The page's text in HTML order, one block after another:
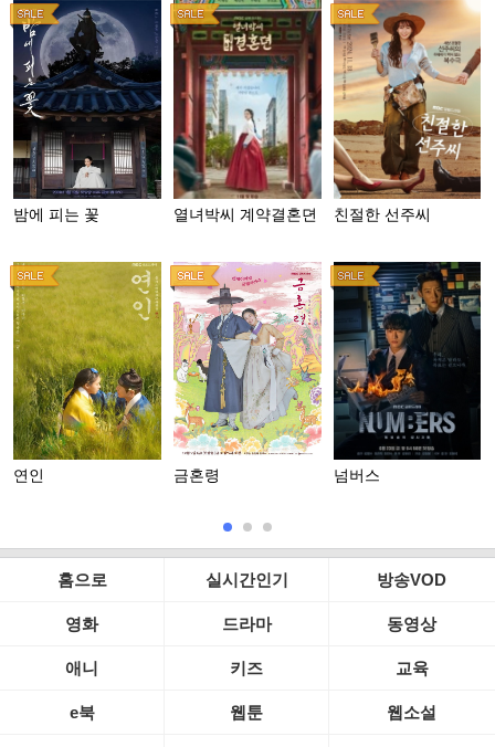
밤에 피는 꽃 열녀박씨 계약결혼뎐 친절한 선주씨
연인 금혼령 넘버스
홈으로 실시간인기 방송VOD
영화 드라마 동영상
애니 키즈 교육
e북 웹툰 웹소설